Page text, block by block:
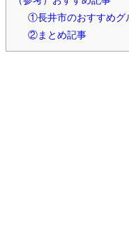
①長井市のおすすめグ
②まとめ記事